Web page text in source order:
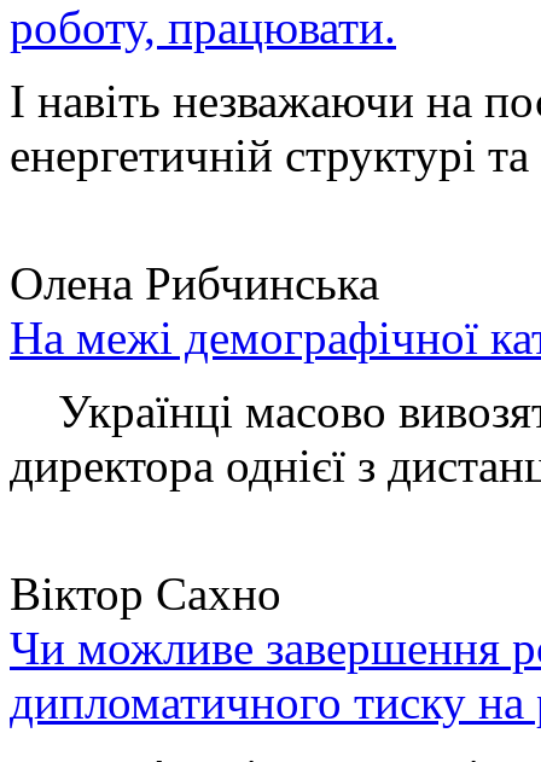
роботу, працювати.
І навіть незважаючи на
енергетичній структурі
Олена Рибчинська
На межі демографічної
Українці масово
директора однієї з
Віктор Сахно
Чи можливе завершення
дипломатичного тиску